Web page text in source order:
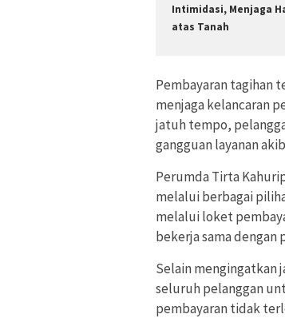
Intimidasi, Menjaga
atas Tanah
Pembayaran tagihan
menjaga kelancaran
jatuh tempo,
gangguan layanan
Perumda Tirta
melalui berbagai
melalui loket
bekerja sama dengan
Selain mengingatkan
seluruh pelanggan
pembayaran tidak